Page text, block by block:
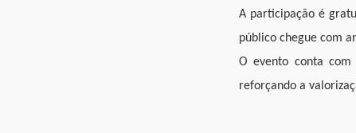
A participação é
público chegue com
O evento conta com
reforçando a